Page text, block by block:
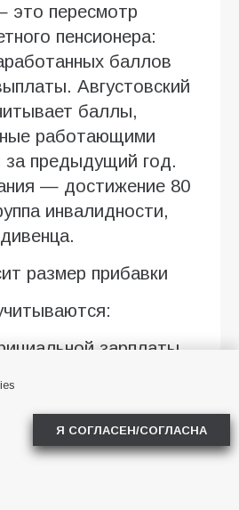
это пересмотр
пенсионера:
баллов
Августовский
баллы,
работающими
за предыдущий год.
— достижение 80
инвалидности,
размер прибавки
зарплаты
страховых
сформированных
коэффициентов;
Я СОГЛАСЕН/СОГЛАСНА